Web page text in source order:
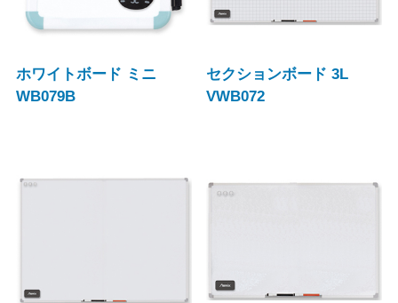
ホワイトボード ミニ
WB079B
セクションボード 3L
VWB072